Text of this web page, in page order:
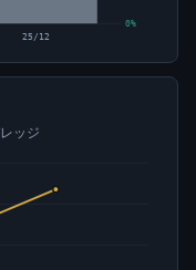
0%
25/12
ッジ